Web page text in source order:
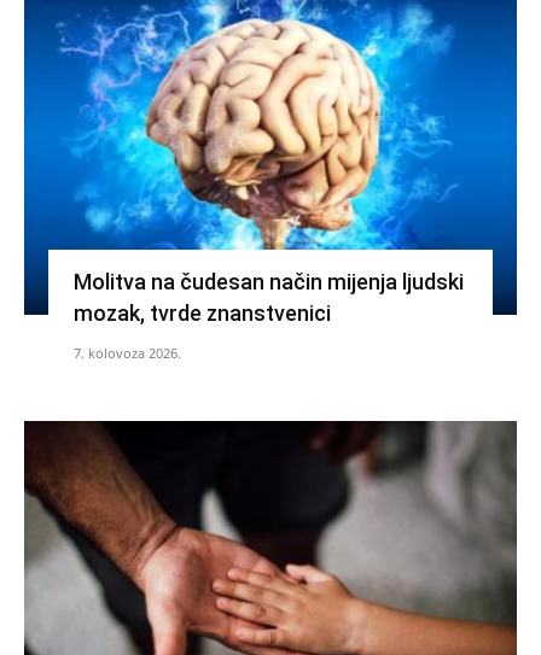
Molitva na čudesan način mijenja ljudski
mozak, tvrde znanstvenici
7. kolovoza 2026.